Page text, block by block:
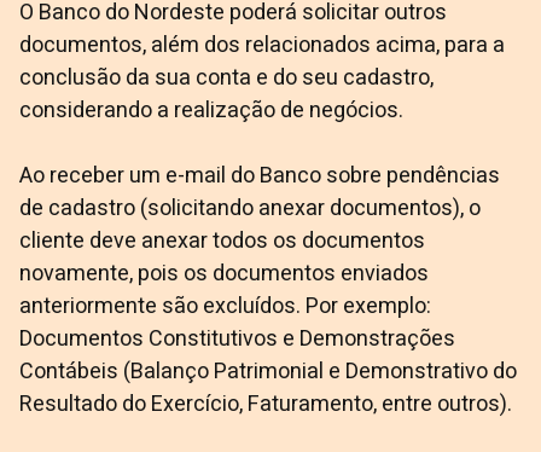
O Banco do Nordeste poderá solicitar outros
documentos, além dos relacionados acima, para a
conclusão da sua conta e do seu cadastro,
considerando a realização de negócios.
Ao receber um e-mail do Banco sobre pendências
de cadastro (solicitando anexar documentos), o
cliente deve anexar todos os documentos
novamente, pois os documentos enviados
anteriormente são excluídos. Por exemplo:
Documentos Constitutivos e Demonstrações
Contábeis (Balanço Patrimonial e Demonstrativo do
Resultado do Exercício, Faturamento, entre outros).